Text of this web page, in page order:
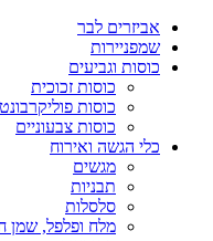
אביזרים לבר
שמפניירות
כוסות וגביעים
כוסות זכוכית
כוסות פוליקרבונט
כוסות צבעוניים
כלי הגשה ואירוח
מגשים
תבניות
סלסלות
מלח ופלפל, שמן